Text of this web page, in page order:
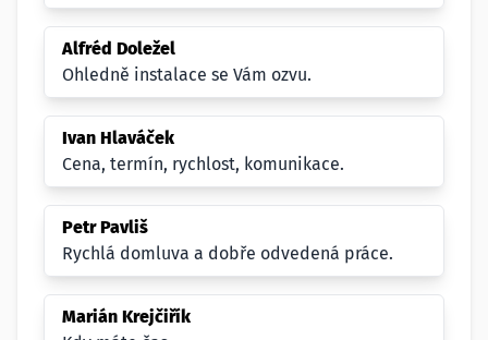
Alfréd Doležel
Ohledně instalace se Vám ozvu.
Ivan Hlaváček
Cena, termín, rychlost, komunikace.
Petr Pavliš
Rychlá domluva a dobře odvedená práce.
Marián Krejčiřík